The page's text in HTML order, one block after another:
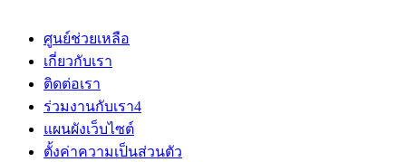
ศูนย์ช่วยเหลือ
เกี่ยวกับเรา
ติดต่อเรา
ร่วมงานกับเรา4
แผนผังเว็บไซต์
ตั้งค่าความเป็นส่วนตัว